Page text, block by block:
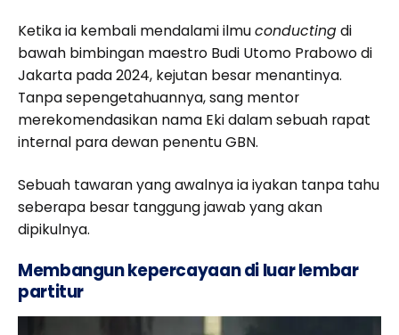
Ketika ia kembali mendalami ilmuconducting di
bawah bimbingan maestro Budi Utomo Prabowo di
Jakarta pada 2024, kejutan besar menantinya.
Tanpa sepengetahuannya, sang mentor
merekomendasikan nama Eki dalam sebuah rapat
internal para dewan penentu GBN.
Sebuah tawaran yang awalnya ia iyakan tanpa tahu
seberapa besar tanggung jawab yang akan
dipikulnya.
Membangun kepercayaan di luar lembar
partitur